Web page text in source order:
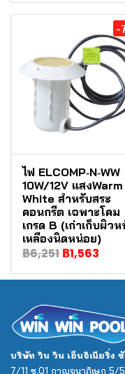
-
ไฟ ELCOMP‐N‐WW
10W/12V แสงWarm
White สำหรับสระ
คอนกรีต เฉพาะโคม
เกรด B (เก่าเก็บผิว
เหลืองนิดหน่อย)
฿6,251 ฿1,563
บริษัท วิน วิน เอ็นจิเนียริ่ง
7/11 ซ.01 กาญจนาภิเษก 5/5